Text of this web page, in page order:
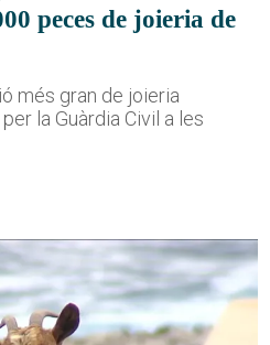
peces de joieria de
més gran de joieria
la Guàrdia Civil a les